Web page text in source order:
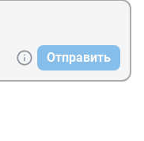
Отправить